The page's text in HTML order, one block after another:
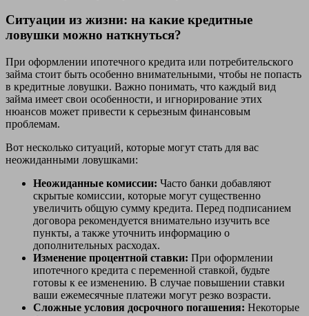
Ситуации из жизни: на какие кредитные
ловушки можно наткнуться?
При оформлении ипотечного кредита или потребительского
займа стоит быть особенно внимательными, чтобы не попасть
в кредитные ловушки. Важно понимать, что каждый вид
займа имеет свои особенности, и игнорирование этих
нюансов может привести к серьезным финансовым
проблемам.
Вот несколько ситуаций, которые могут стать для вас
неожиданными ловушками:
Неожиданные комиссии: Часто банки добавляют
скрытые комиссии, которые могут существенно
увеличить общую сумму кредита. Перед подписанием
договора рекомендуется внимательно изучить все
пункты, а также уточнить информацию о
дополнительных расходах.
Изменение процентной ставки: При оформлении
ипотечного кредита с переменной ставкой, будьте
готовы к ее изменению. В случае повышении ставки
ваши ежемесячные платежи могут резко возрасти.
Сложные условия досрочного погашения: Некоторые